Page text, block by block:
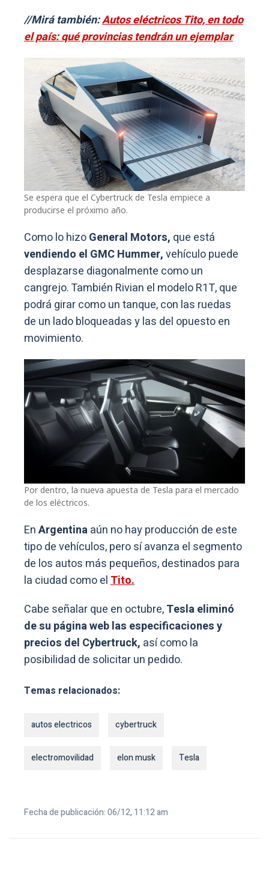
//Mirá también:Autos eléctricos Tito, en todo
el país: qué provincias tendrán un ejemplar
Se espera que el Cybertruck de Tesla empiece a
producirse el próximo año.
Como lo hizoGeneral Motors, que está
vendiendo el GMC Hummer,vehículo puede
desplazarse diagonalmente como un
cangrejo. También Rivian el modelo R1T, que
podrá girar como un tanque, con las ruedas
de un lado bloqueadas y las del opuesto en
movimiento.
Por dentro, la nueva apuesta de Tesla para el mercado
de los eléctricos.
EnArgentinaaún no hay producción de este
tipo de vehículos, pero sí avanza el segmento
de los autos más pequeños, destinados para
la ciudad como elTito.
Cabe señalar que en octubre,Tesla eliminó
de su página web las especificaciones y
precios del Cybertruck, así como la
posibilidad de solicitar un pedido.
Temas relacionados:
autos electricos cybertruck
electromovilidad elon musk Tesla
Fecha de publicación: 06/12, 11:12 am